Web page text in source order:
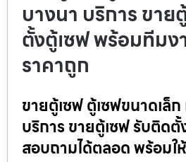
บางนา บริการ ขาย
ตั้งตู้เซฟ พร้อมทีม
ราคาถูก
ขายตู้เซฟ ตู้เซฟขนาดเล็ก
บริการ ขายตู้เซฟ รับติด
สอบถามได้ตลอด พร้อมใ